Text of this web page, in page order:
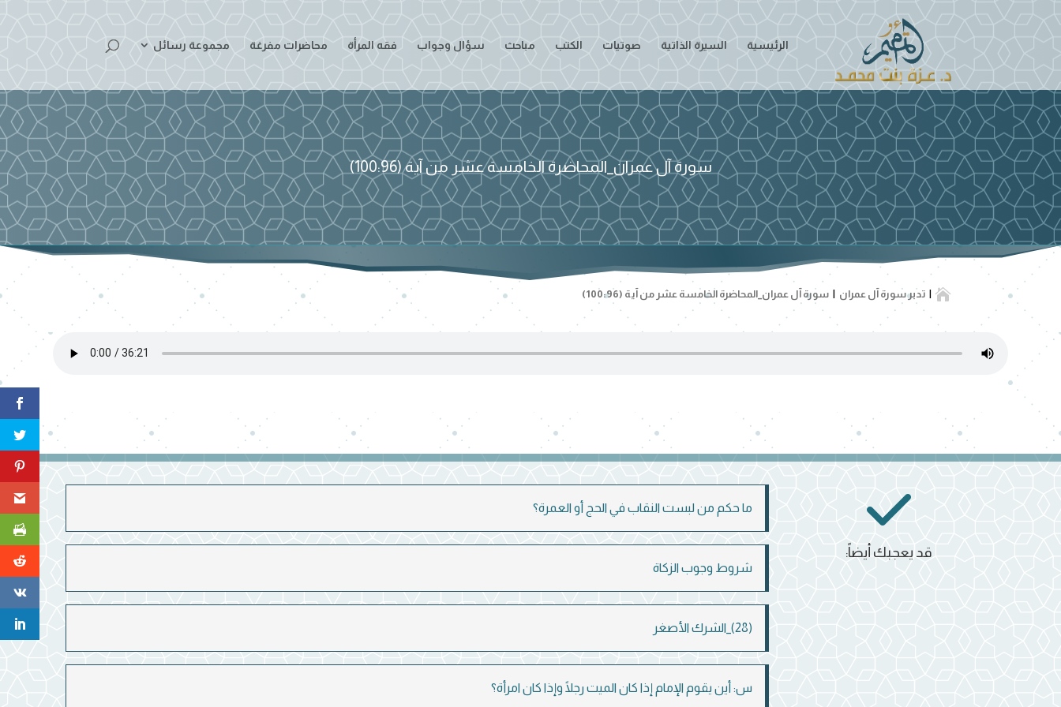
الرئيسية السيرة الذاتية صوتيات الكتب مباحث سؤال وجواب فقه المرأة محاضرات مفرغة مجموعة رسائل
سورة آل عمران_المحاضرة الخامسة عشر من آية (100:96)
 تدبر سورة آل عمران سورة آل عمران_المحاضرة الخامسة عشر من آية (100:96)
ما حكم من لبست النقاب في الحج أو العمرة؟
شروط وجوب الزكاة
(28)_الشرك الأصغر
س: أين يقوم الإمام إذا كان الميت رجلًا وإذا كان امرأة؟
قد يعجبك أيضاً: